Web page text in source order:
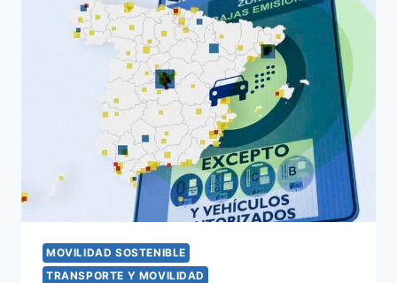
MOVILIDAD SOSTENIBLE
TRANSPORTE Y MOVILIDAD